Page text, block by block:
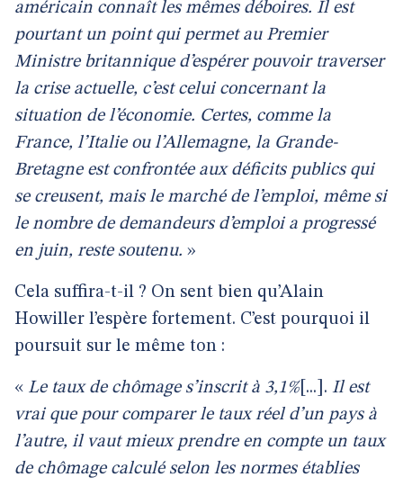
américain connaît les mêmes déboires. Il est
pourtant un point qui permet au Premier
Ministre britannique d’espérer pouvoir traverser
la crise actuelle, c’est celui concernant la
situation de l’économie. Certes, comme la
France, l’Italie ou l’Allemagne, la Grande-
Bretagne est confrontée aux déficits publics qui
se creusent, mais le marché de l’emploi, même si
le nombre de demandeurs d’emploi a progressé
en juin, reste soutenu. »
Cela suffira-t-il ? On sent bien qu’Alain
Howiller l’espère fortement. C’est pourquoi il
poursuit sur le même ton :
« Le taux de chômage s’inscrit à 3,1% [...]. Il est
vrai que pour comparer le taux réel d’un pays à
l’autre, il vaut mieux prendre en compte un taux
de chômage calculé selon les normes établies